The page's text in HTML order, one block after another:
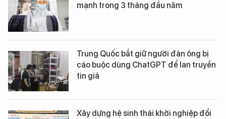
mạnh trong 3 tháng đầu năm
Trung Quốc bắt giữ người đàn ông bị
cáo buộc dùng ChatGPT để lan truyền
tin giả
Xây dựng hệ sinh thái khởi nghiệp đổi